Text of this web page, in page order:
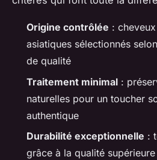
Origine contrôlée :
asiatiques sélectionnés
de qualité
Traitement minimal :
naturelles pour un toucher
authentique
Durabilité exceptionnelle :
grâce à la qualité